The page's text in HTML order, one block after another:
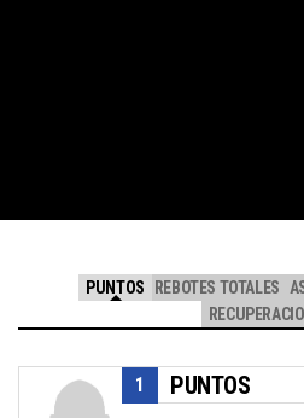
PUNTOS REBOTES TOTALES
PUNTOS
1